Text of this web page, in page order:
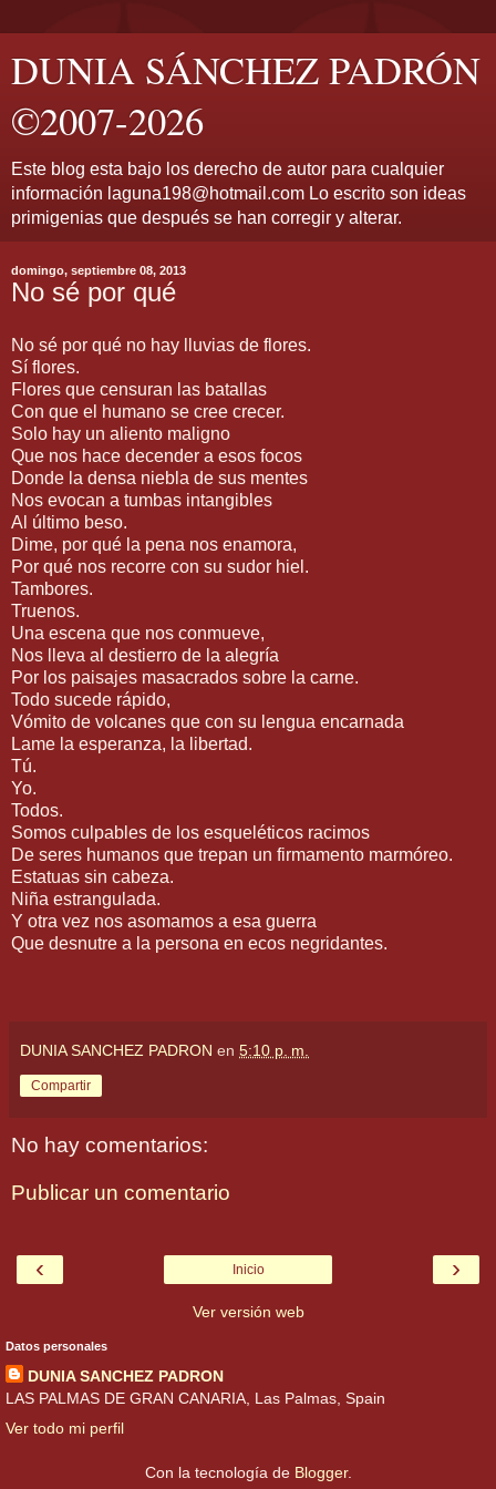
DUNIA SÁNCHEZ PADRÓN
©2007-2026
Este blog esta bajo los derecho de autor para cualquier
información laguna198@hotmail.com Lo escrito son ideas
primigenias que después se han corregir y alterar.
domingo, septiembre 08, 2013
No sé por qué
No sé por qué no hay lluvias de flores.
Sí flores.
Flores que censuran las batallas
Con que el humano se cree crecer.
Solo hay un aliento maligno
Que nos hace decender a esos focos
Donde la densa niebla de sus mentes
Nos evocan a tumbas intangibles
Al último beso.
Dime, por qué la pena nos enamora,
Por qué nos recorre con su sudor hiel.
Tambores.
Truenos.
Una escena que nos conmueve,
Nos lleva al destierro de la alegría
Por los paisajes masacrados sobre la carne.
Todo sucede rápido,
Vómito de volcanes que con su lengua encarnada
Lame la esperanza, la libertad.
Tú.
Yo.
Todos.
Somos culpables de los esqueléticos racimos
De seres humanos que trepan un firmamento marmóreo.
Estatuas sin cabeza.
Niña estrangulada.
Y otra vez nos asomamos a esa guerra
Que desnutre a la persona en ecos negridantes.
DUNIA SANCHEZ PADRON en 5:10 p. m.
Compartir
No hay comentarios:
Publicar un comentario
‹ ›
Inicio
Ver versión web
Datos personales
DUNIA SANCHEZ PADRON
LAS PALMAS DE GRAN CANARIA, Las Palmas, Spain
Ver todo mi perfil
Con la tecnología de Blogger.